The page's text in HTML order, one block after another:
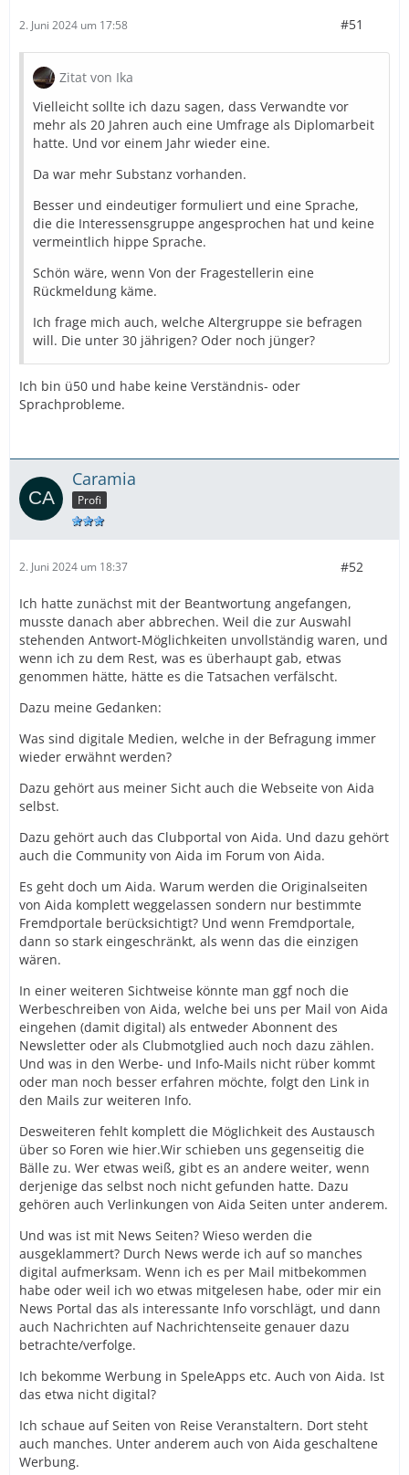
2. Juni 2024 um 17:58 #51
Zitat von Ika
Vielleicht sollte ich dazu sagen, dass Verwandte vor
mehr als 20 Jahren auch eine Umfrage als Diplomarbeit
hatte. Und vor einem Jahr wieder eine.
Da war mehr Substanz vorhanden.
Besser und eindeutiger formuliert und eine Sprache,
die die Interessensgruppe angesprochen hat und keine
vermeintlich hippe Sprache.
Schön wäre, wenn Von der Fragestellerin eine
Rückmeldung käme.
Ich frage mich auch, welche Altergruppe sie befragen
will. Die unter 30 jährigen? Oder noch jünger?
Ich bin ü50 und habe keine Verständnis- oder
Sprachprobleme.
Caramia
Profi
2. Juni 2024 um 18:37 #52
Ich hatte zunächst mit der Beantwortung angefangen,
musste danach aber abbrechen. Weil die zur Auswahl
stehenden Antwort-Möglichkeiten unvollständig waren, und
wenn ich zu dem Rest, was es überhaupt gab, etwas
genommen hätte, hätte es die Tatsachen verfälscht.
Dazu meine Gedanken:
Was sind digitale Medien, welche in der Befragung immer
wieder erwähnt werden?
Dazu gehört aus meiner Sicht auch die Webseite von Aida
selbst.
Dazu gehört auch das Clubportal von Aida. Und dazu gehört
auch die Community von Aida im Forum von Aida.
Es geht doch um Aida. Warum werden die Originalseiten
von Aida komplett weggelassen sondern nur bestimmte
Fremdportale berücksichtigt? Und wenn Fremdportale,
dann so stark eingeschränkt, als wenn das die einzigen
wären.
In einer weiteren Sichtweise könnte man ggf noch die
Werbeschreiben von Aida, welche bei uns per Mail von Aida
eingehen (damit digital) als entweder Abonnent des
Newsletter oder als Clubmotglied auch noch dazu zählen.
Und was in den Werbe- und Info-Mails nicht rüber kommt
oder man noch besser erfahren möchte, folgt den Link in
den Mails zur weiteren Info.
Desweiteren fehlt komplett die Möglichkeit des Austausch
über so Foren wie hier.Wir schieben uns gegenseitig die
Bälle zu. Wer etwas weiß, gibt es an andere weiter, wenn
derjenige das selbst noch nicht gefunden hatte. Dazu
gehören auch Verlinkungen von Aida Seiten unter anderem.
Und was ist mit News Seiten? Wieso werden die
ausgeklammert? Durch News werde ich auf so manches
digital aufmerksam. Wenn ich es per Mail mitbekommen
habe oder weil ich wo etwas mitgelesen habe, oder mir ein
News Portal das als interessante Info vorschlägt, und dann
auch Nachrichten auf Nachrichtenseite genauer dazu
betrachte/verfolge.
Ich bekomme Werbung in SpeleApps etc. Auch von Aida. Ist
das etwa nicht digital?
Ich schaue auf Seiten von Reise Veranstaltern. Dort steht
auch manches. Unter anderem auch von Aida geschaltene
Werbung.